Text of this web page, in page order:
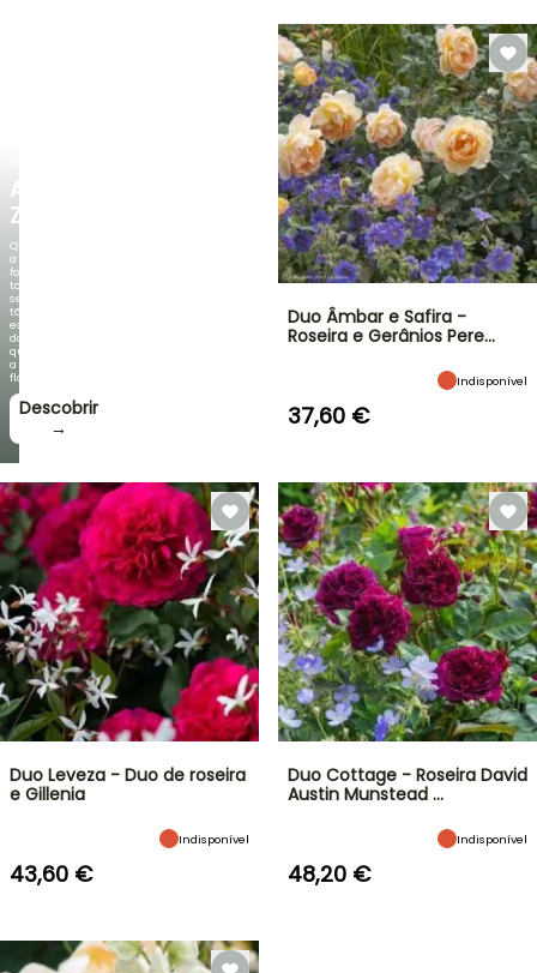
AGAPANTHUS
ZAMBEZI
Quando
a
folhagem
torna-
se
tão
espetacular
do
que
a
floração!
Descobrir
→
Duo Âmbar e Safira -
Roseira e Gerânios Pere…
Indisponível
37,60 €
Duo Leveza - Duo de roseira
e Gillenia
Indisponível
43,60 €
Duo Cottage - Roseira David
Austin Munstead …
Indisponível
48,20 €